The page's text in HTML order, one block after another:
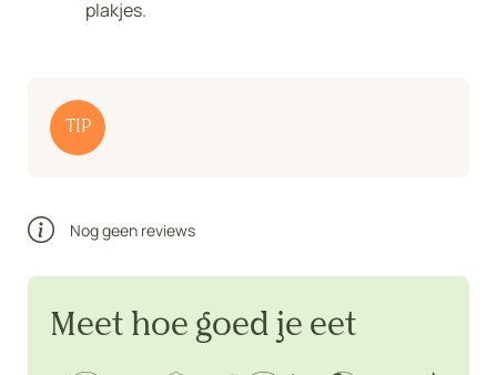
plakjes.
TIP
Nog geen reviews
Meet hoe goed je eet